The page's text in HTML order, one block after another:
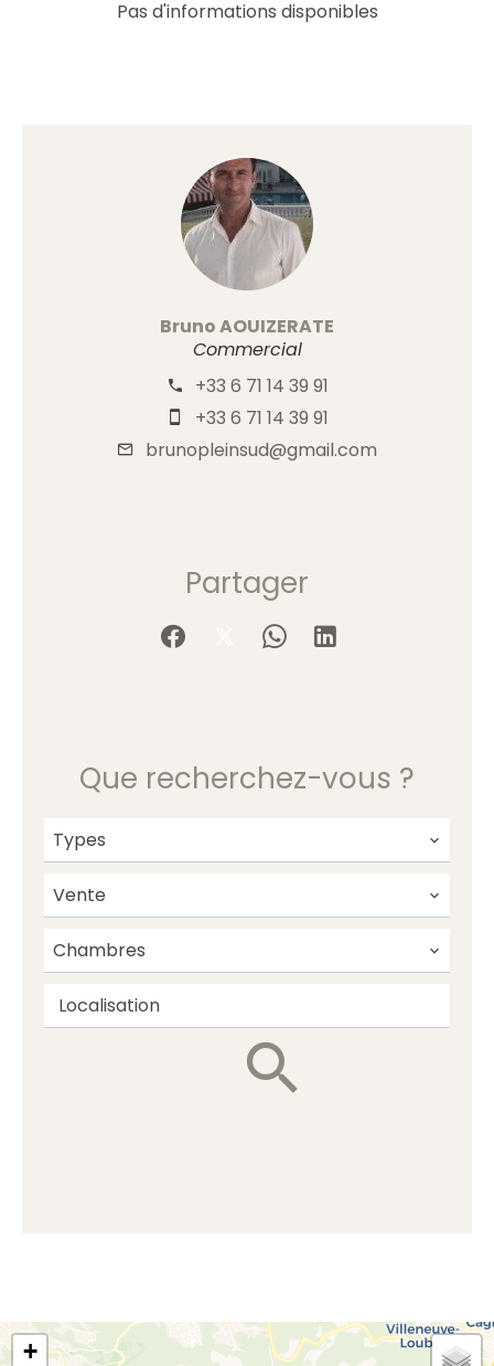
Pas d'informations disponibles
Bruno AOUIZERATE
Commercial
+33 6 71 14 39 91
+33 6 71 14 39 91
brunopleinsud@gmail.com
Partager
Que recherchez-vous ?
Types
Vente
Chambres
Localisation
+